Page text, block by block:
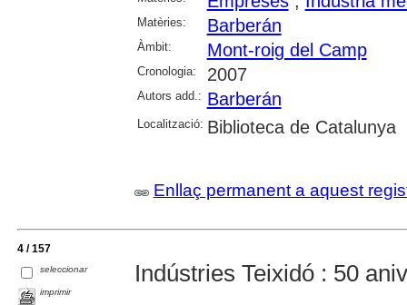
Matèries: Barberán
Àmbit: Mont-roig del Camp
Cronologia: 2007
Autors add.: Barberán
Localització: Biblioteca de Catalunya
Enllaç permanent a aquest
4 / 157
seleccionar
imprimir
Indústries Teixidó : 50